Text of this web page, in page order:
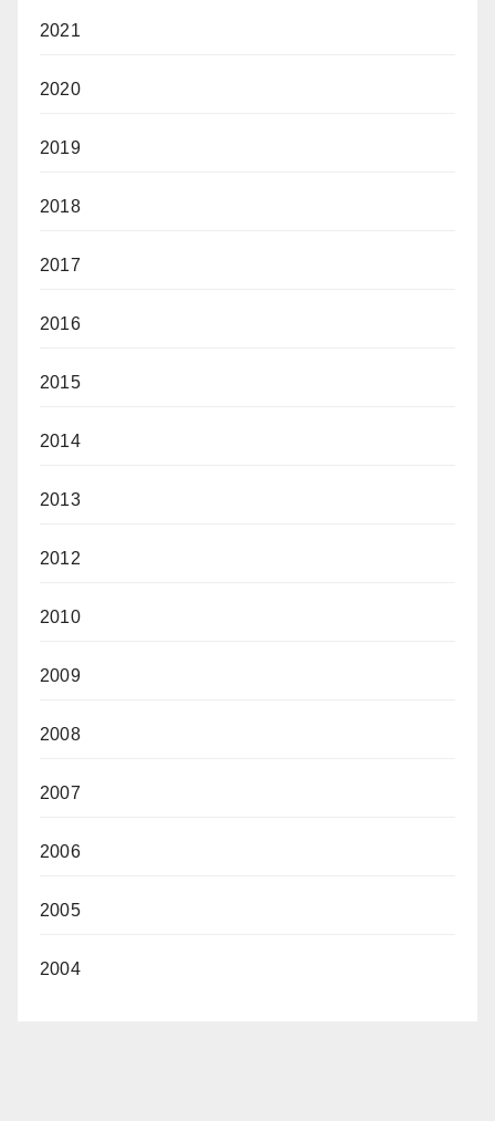
2021
2020
2019
2018
2017
2016
2015
2014
2013
2012
2010
2009
2008
2007
2006
2005
2004